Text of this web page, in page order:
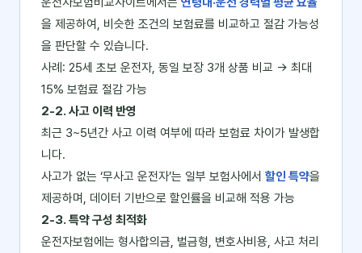
을 제공하여, 비슷한 조건의 보험료를 비교하고 절감 가능성
을 판단할 수 있습니다.
사례: 25세 초보 운전자, 동일 보장 3개 상품 비교 → 최대
15% 보험료 절감 가능
2‑2. 사고 이력 반영
최근 3~5년간 사고 이력 여부에 따라 보험료 차이가 발생합
니다.
사고가 없는 ‘무사고 운전자’는 일부 보험사에서 할인 특약을
제공하며, 데이터 기반으로 할인률을 비교해 적용 가능
2‑3. 특약 구성 최적화
운전자보험에는 형사합의금, 벌금형, 변호사비용, 사고 처리